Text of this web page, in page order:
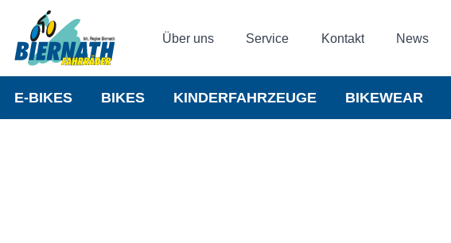
Über uns Service Kontakt News
E-BIKES BIKES KINDERFAHRZEUGE BIKEWEAR